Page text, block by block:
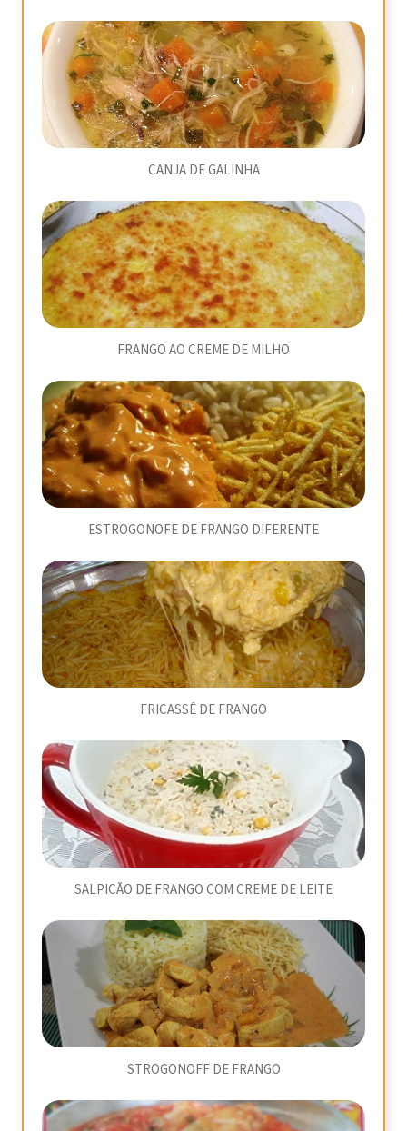
CANJA DE GALINHA
FRANGO AO CREME DE MILHO
ESTROGONOFE DE FRANGO DIFERENTE
FRICASSÊ DE FRANGO
SALPICÃO DE FRANGO COM CREME DE LEITE
STROGONOFF DE FRANGO